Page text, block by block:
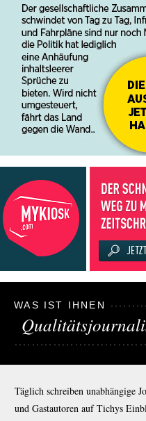
WAS IST IHNEN
Täglich schreiben unabhängige
und Gastautoren auf Tichys